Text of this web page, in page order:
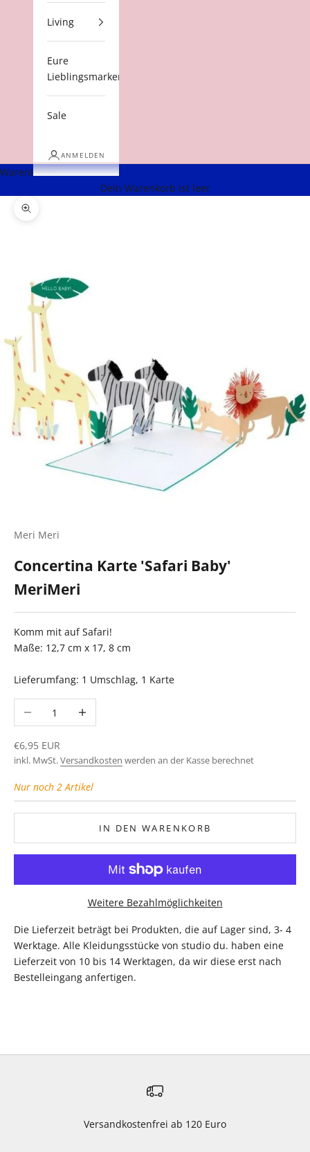
Living
Eure
Lieblingsmarken
Sale
ANMELDEN
Warenkorb
Dein Warenkorb ist leer
Bild vergrößern
Meri Meri
Concertina Karte 'Safari Baby'
MeriMeri
Komm mit auf Safari!
Maße: 12,7 cm x 17, 8 cm
Lieferumfang: 1 Umschlag, 1 Karte
Anzahl verringernAnzahl erhöhen
Angebot
€6,95 EUR
inkl. MwSt.Versandkosten werden an der Kasse berechnet
Nur noch 2 Artikel
IN DEN WARENKORB
Weitere Bezahlmöglichkeiten
Die Lieferzeit beträgt bei Produkten, die auf Lager sind, 3- 4
Werktage. Alle Kleidungsstücke von studio du. haben eine
Lieferzeit von 10 bis 14 Werktagen, da wir diese erst nach
Bestelleingang anfertigen.
Versandkostenfrei ab 120 Euro